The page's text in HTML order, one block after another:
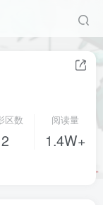
区数
2
阅读量
1.4W+